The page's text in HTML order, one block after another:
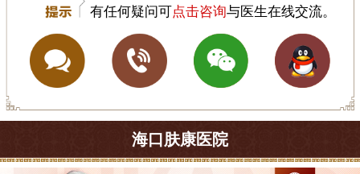
有任何疑问可点击咨询与医生在线交流。
海口肤康医院